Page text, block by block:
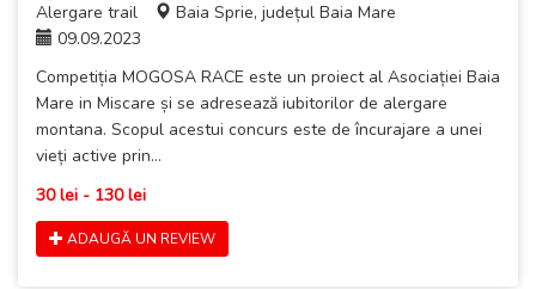
Alergare trail
Baia Sprie, județul Baia Mare
09.09.2023
Competiția MOGOSA RACE este un proiect al Asociației Baia
Mare in Miscare și se adresează iubitorilor de alergare
montana. Scopul acestui concurs este de încurajare a unei
vieți active prin...
30 lei - 130 lei
ADAUGĂ UN REVIEW